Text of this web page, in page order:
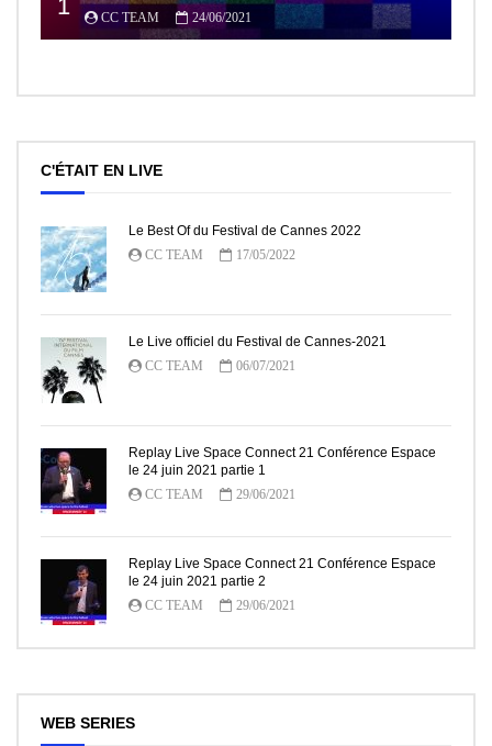
1 CC TEAM 24/06/2021
C'ÉTAIT EN LIVE
Le Best Of du Festival de Cannes 2022
CC TEAM
17/05/2022
Le Live officiel du Festival de Cannes-2021
CC TEAM
06/07/2021
Replay Live Space Connect 21 Conférence Espace
le 24 juin 2021 partie 1
CC TEAM
29/06/2021
Replay Live Space Connect 21 Conférence Espace
le 24 juin 2021 partie 2
CC TEAM
29/06/2021
WEB SERIES